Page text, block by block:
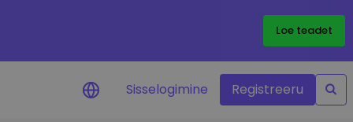
Loe teadet
Sisselogimine Registreeru